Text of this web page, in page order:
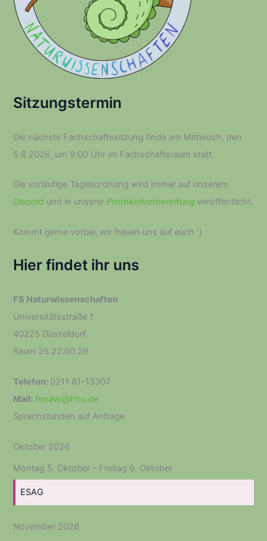
Sitzungstermin
Die nächste Fachschaftssitzung finde am Mittwoch, den
5.8.2026, um 9:00 Uhr im Fachschaftsraum statt.
Die vorläufige Tagesordnung wird immer auf unserem
Discord und in unsererProtokollvorbereitung veröffentlicht.
Kommt gerne vorbei, wir freuen uns auf euch :­)
Hier findet ihr uns
FS Naturwissenschaften
Universitätsstraße 1
40225 Düsseldorf
Raum 25.22.00.29
Telefon: 0211 81-13307
Mail: fsnawi@hhu.de
Sprechstunden auf Anfrage
Oktober 2026
Montag 5. Oktober – Freitag 9. Oktober
ESAG
November 2026